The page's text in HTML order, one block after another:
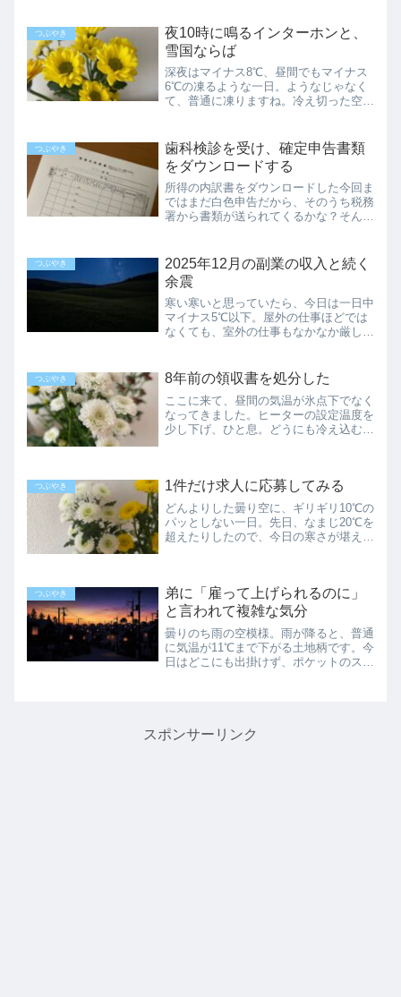
つぶやき
夜10時に鳴るインターホンと、
雪国ならば
深夜はマイナス8℃、昼間でもマイナス
6℃の凍るような一日。ようなじゃなく
て、普通に凍りますね。冷え切った空気
を回ろうかという時間帯に、インターホ
ンが鳴りました。こんな時...
つぶやき
歯科検診を受け、確定申告書類
をダウンロードする
所得の内訳書をダウンロードした今回ま
ではまだ白色申告だから、そのうち税務
署から書類が送られてくるかな？そんな
普通に届いていたのですが。ネットで調
べても「前年に電子申告を...
つぶやき
2025年12月の副業の収入と続く
余震
寒い寒いと思っていたら、今日は一日中
マイナス5℃以下。屋外の仕事ほどでは
なくても、室外の仕事もなかなか厳しい
が回って来ず、鳥肌を立てながら着替え
ました。これからの季節、...
つぶやき 8年前の領収書を処分した
ここに来て、昼間の気温が氷点下でなく
なってきました。ヒーターの設定温度を
少し下げ、ひと息。どうにも冷え込む夜
いてくれれば、どこにでも歩...
つぶやき 1件だけ求人に応募してみる
どんよりした曇り空に、ギリギリ10℃の
パッとしない一日。先日、なまじ20℃を
超えたりしたので、今日の寒さが堪えま
ルエイジ以降だとまだ...
つぶやき
弟に「雇って上げられるのに」
と言われて複雑な気分
曇りのち雨の空模様。雨が降ると、普通
に気温が11℃まで下がる土地柄です。今
日はどこにも出掛けず、ポケットのスマ
スポンサーリンク